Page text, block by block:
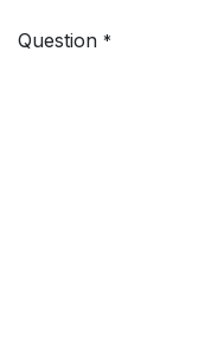
Question *